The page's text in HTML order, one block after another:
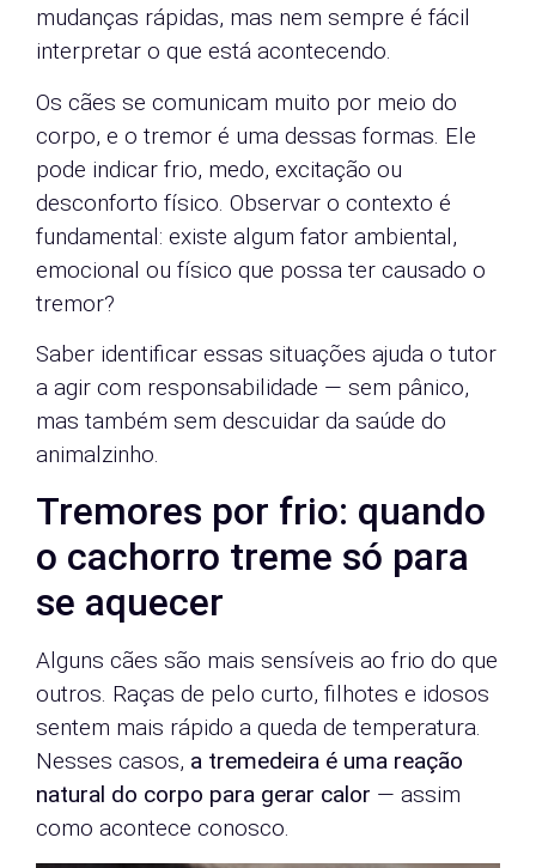
mudanças rápidas, mas nem sempre é fácil
interpretar o que está acontecendo.
Os cães se comunicam muito por meio do
corpo, e o tremor é uma dessas formas. Ele
pode indicar frio, medo, excitação ou
desconforto físico. Observar o contexto é
fundamental: existe algum fator ambiental,
emocional ou físico que possa ter causado o
tremor?
Saber identificar essas situações ajuda o tutor
a agir com responsabilidade — sem pânico,
mas também sem descuidar da saúde do
animalzinho.
Tremores por frio: quando
o cachorro treme só para
se aquecer
Alguns cães são mais sensíveis ao frio do que
outros. Raças de pelo curto, filhotes e idosos
sentem mais rápido a queda de temperatura.
Nesses casos, a tremedeira é uma reação
natural do corpo para gerar calor — assim
como acontece conosco.